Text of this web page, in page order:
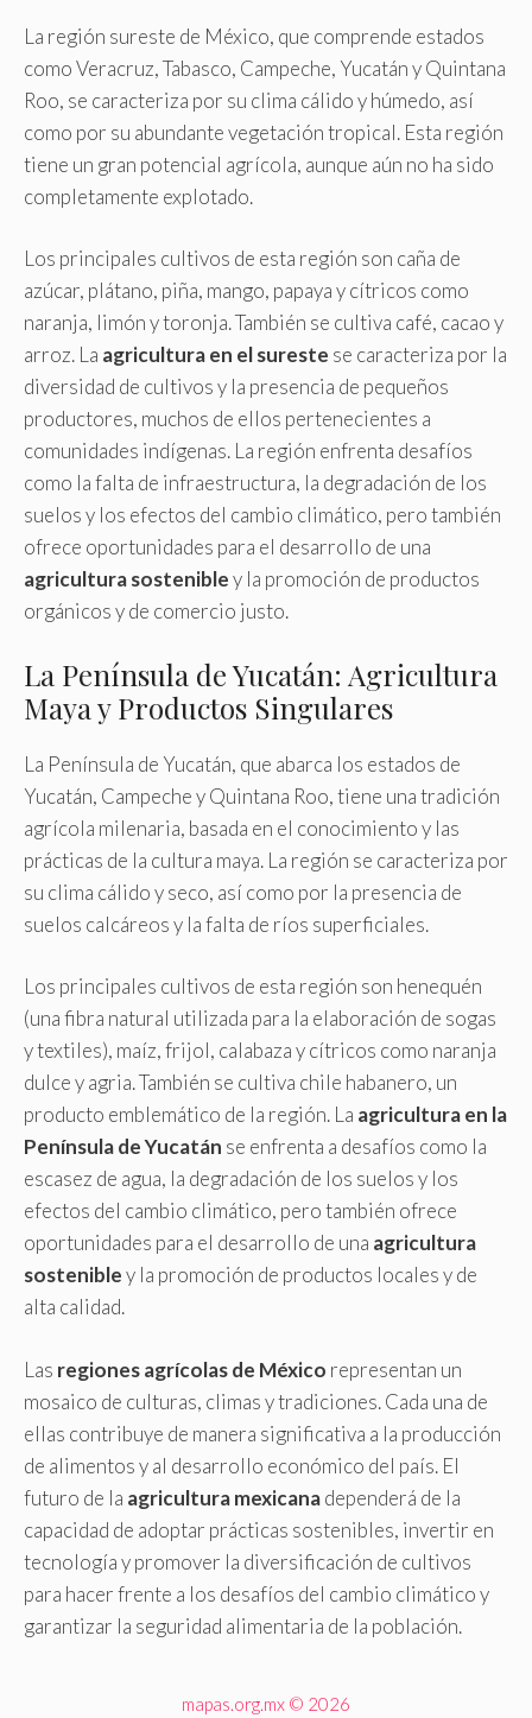
La región sureste de México, que comprende estados
como Veracruz, Tabasco, Campeche, Yucatán y Quintana
Roo, se caracteriza por su clima cálido y húmedo, así
como por su abundante vegetación tropical. Esta región
tiene un gran potencial agrícola, aunque aún no ha sido
completamente explotado.
Los principales cultivos de esta región son caña de
azúcar, plátano, piña, mango, papaya y cítricos como
naranja, limón y toronja. También se cultiva café, cacao y
arroz. La agricultura en el sureste se caracteriza por la
diversidad de cultivos y la presencia de pequeños
productores, muchos de ellos pertenecientes a
comunidades indígenas. La región enfrenta desafíos
como la falta de infraestructura, la degradación de los
suelos y los efectos del cambio climático, pero también
ofrece oportunidades para el desarrollo de una
agricultura sostenibley la promoción de productos
orgánicos y de comercio justo.
La Península de Yucatán: Agricultura
Maya y Productos Singulares
La Península de Yucatán, que abarca los estados de
Yucatán, Campeche y Quintana Roo, tiene una tradición
agrícola milenaria, basada en el conocimiento y las
prácticas de la cultura maya. La región se caracteriza por
su clima cálido y seco, así como por la presencia de
suelos calcáreos y la falta de ríos superficiales.
Los principales cultivos de esta región son henequén
(una fibra natural utilizada para la elaboración de sogas
y textiles), maíz, frijol, calabaza y cítricos como naranja
dulce y agria. También se cultiva chile habanero, un
producto emblemático de la región. La agricultura en la
Península de Yucatán se enfrenta a desafíos como la
escasez de agua, la degradación de los suelos y los
efectos del cambio climático, pero también ofrece
oportunidades para el desarrollo de una agricultura
sostenibley la promoción de productos locales y de
alta calidad.
Las regiones agrícolas de México representan un
mosaico de culturas, climas y tradiciones. Cada una de
ellas contribuye de manera significativa a la producción
de alimentos y al desarrollo económico del país. El
futuro de la agricultura mexicanadependerá de la
capacidad de adoptar prácticas sostenibles, invertir en
tecnología y promover la diversificación de cultivos
para hacer frente a los desafíos del cambio climático y
garantizar la seguridad alimentaria de la población.
mapas.org.mx © 2026